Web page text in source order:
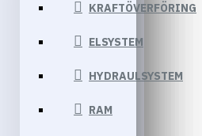
KRAFTÖVERFÖRING
ELSYSTEM
HYDRAULSYSTEM
RAM